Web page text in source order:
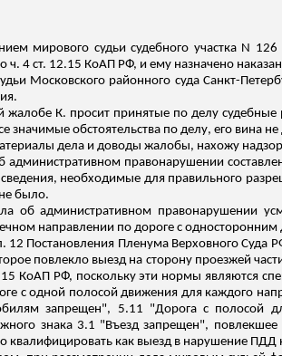
мирового судьи судебного участка N
ч. 4 ст. 12.15 КоАП РФ, и ему назначено
Московского районного суда Санкт-
жалобе К. просит принятые по делу
значимые обстоятельства по делу, его вина не
дела и доводы жалобы, нахожу
административном правонарушении
необходимые для правильного
было.
об административном правонарушении
направлении по дороге с
12 Постановления Пленума Верховного
повлекло выезд на сторону проезжей
КоАП РФ, поскольку эти нормы являются
с одной полосой движения для каждого
запрещен", 5.11 "Дорога с полосой
знака 3.1 "Въезд запрещен",
квалифицировать как выезд в нарушение ПДД